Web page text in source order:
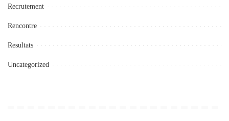
Recrutement
Rencontre
Resultats
Uncategorized